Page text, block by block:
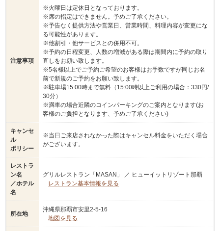
注意事項
※火曜日は定休日となっております。
※席の指定はできません。予めご了承ください。
※予告なく提供方法や営業日、営業時間、料理内容が変更にな
る可能性があります。
※他割引・他サービスとの併用不可。
※予約の日程変更、人数の増減がある際は期間内に予約の取り
直しをお願い致します。
※5名様以上でご予約ご希望のお客様はお手数ですが同じお名
前で新規のご予約をお願い致します。
※駐車場15:00時まで無料（15:00時以上ご利用の場合：330円/
30分）
※満車の場合近隣のコインパーキングのご案内となります(お
客様のご負担となります、予めご了承ください)
キャンセ
ル
ポリシー
※当日ご来店されなかった際はキャンセル料金をいただく場合
がございます。
レストラ
ン名
／ホテル
名
グリルレストラン「MASAN」 ／ ヒューイットリゾート那覇
レストラン基本情報を見る
所在地
沖縄県那覇市安里2-5-16
地図を見る